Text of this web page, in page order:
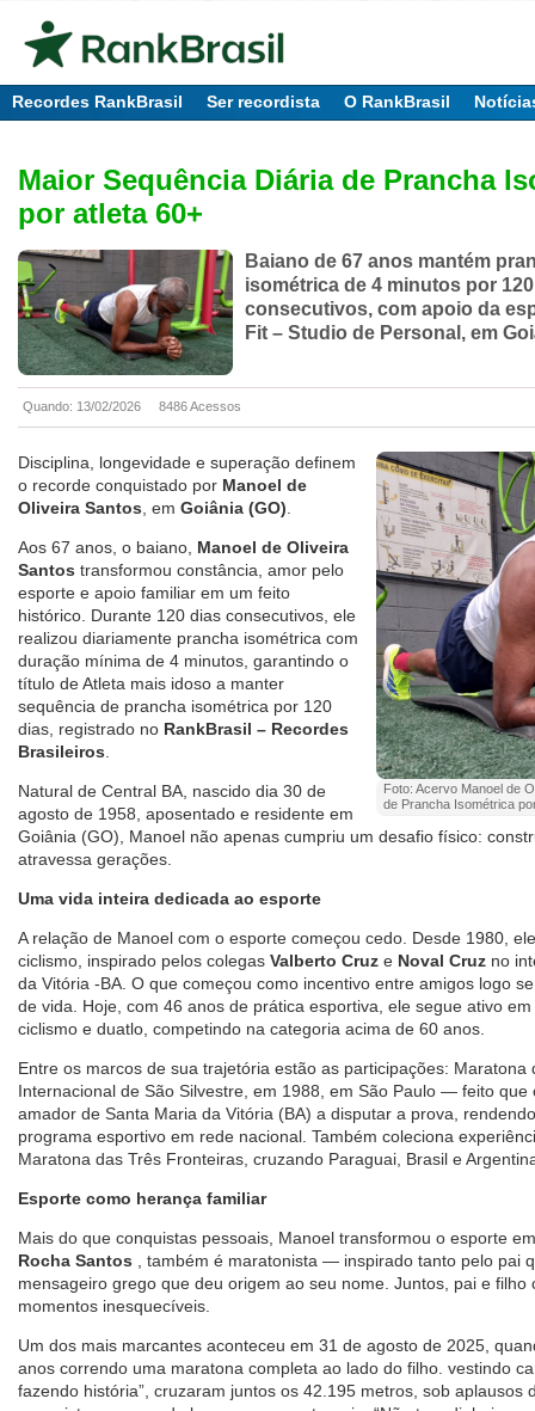
Recordes RankBrasil Ser recordista O RankBrasil
Maior Sequência Diária de Prancha
por atleta 60+
Baiano de 67 anos mantém
isométrica de 4 minutos por
consecutivos, com apoio da
Fit – Studio de Personal, em
Quando: 13/02/2026 8486 Acessos
Foto: Acervo Manoel de
de Prancha Isométrica
Disciplina, longevidade e superação definem
o recorde conquistado por Manoel de
Oliveira Santos , em Goiânia (GO)
Aos 67 anos, o baiano, Manoel de Oliveira
Santos transformou constância, amor pelo
esporte e apoio familiar em um feito
histórico. Durante 120 dias consecutivos, ele
realizou diariamente prancha isométrica com
duração mínima de 4 minutos, garantindo o
título de Atleta mais idoso a manter
sequência de prancha isométrica por 120
dias, registrado no RankBrasil – Recordes
Brasileiros
Natural de Central BA, nascido dia 30 de
agosto de 1958, aposentado e residente em
Goiânia (GO), Manoel não apenas cumpriu um desafio físico:
atravessa gerações.
Uma vida inteira dedicada ao esporte
A relação de Manoel com o esporte começou cedo. Desde 1980,
ciclismo, inspirado pelos colegas Valberto Cruz e Noval Cruz no
da Vitória -BA. O que começou como incentivo entre amigos logo
de vida. Hoje, com 46 anos de prática esportiva, ele segue ativo
ciclismo e duatlo, competindo na categoria acima de 60 anos.
Entre os marcos de sua trajetória estão as participações:
Internacional de São Silvestre, em 1988, em São Paulo — feito que
amador de Santa Maria da Vitória (BA) a disputar a prova,
programa esportivo em rede nacional. Também coleciona
Maratona das Três Fronteiras, cruzando Paraguai, Brasil e
Esporte como herança familiar
Mais do que conquistas pessoais, Manoel transformou o esporte
Rocha Santos
, também é maratonista — inspirado tanto pelo pai
mensageiro grego que deu origem ao seu nome. Juntos, pai e
momentos inesquecíveis.
Um dos mais marcantes aconteceu em 31 de agosto de 2025,
anos correndo uma maratona completa ao lado do filho. vestindo
fazendo história”, cruzaram juntos os 42.195 metros, sob aplausos